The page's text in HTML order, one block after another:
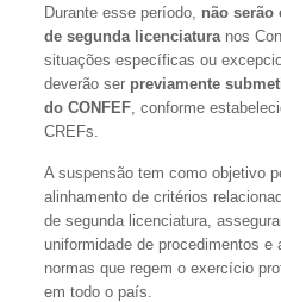
Durante esse período, não serão
de segunda licenciatura nos
situações específicas ou
deverão ser previamente
do CONFEF , conforme
CREFs.
A suspensão tem como objetivo
alinhamento de critérios
de segunda licenciatura,
uniformidade de procedimentos e
normas que regem o exercício
em todo o país.